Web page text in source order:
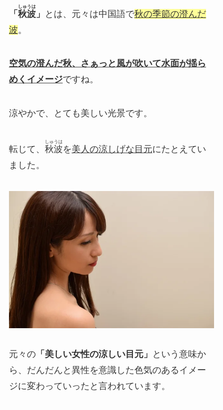
「 秋波
しゅうは
」 とは、元々は中国語で秋の季節の澄んだ
波。
空気の澄んだ秋、さぁっと風が吹いて水面が揺ら
めくイメージですね。
涼やかで、とても美しい光景です。
転じて、 秋波
しゅうは
を美人の涼しげな目元にたとえてい
ました。
元々の「美しい女性の涼しい目元」
という意味か
ら、だんだんと異性を意識した色気のあるイメー
ジに変わっていったと言われています。